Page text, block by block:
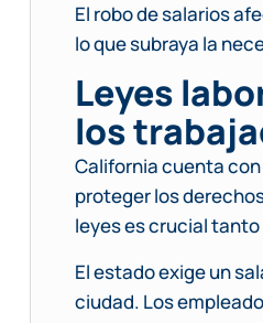
El robo de salarios
lo que subraya la
Leyes
los
California cuenta
proteger los
leyes es crucial
El estado exige un
ciudad. Los